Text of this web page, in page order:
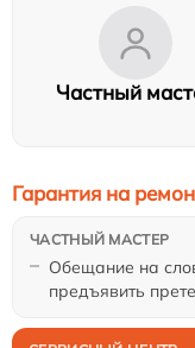
Частный
Обещание на
предъявить
Гарантия на